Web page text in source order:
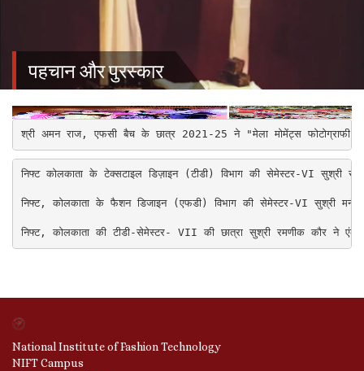
पहचान और पुरस्कार
श्री अमन राज, एफसी बैच के छात्र 2021-25 ने "मेला मोमेंट्स फोटोग्राफी
निफ्ट कोलकाता के टेक्सटाइल डिज़ाइन (टीडी) विभाग की सेमेस्टर-VI सुश्री
निफ्ट, कोलकाता के फैशन डिजाइन (एफडी) विभाग की सेमेस्टर-VI सुश्री
निफ्ट, कोलकाता की टीडी-सेमेस्टर- VII की छात्रा सुश्री रमणीक कौर ने एंकर
National Institute of Fashion Technology
NIFT Campus